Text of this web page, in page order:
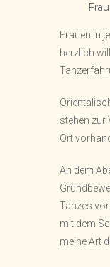
Frauen in
herzlich
stehen zur
Ort
An dem
Tanzes
mit dem
meine Art